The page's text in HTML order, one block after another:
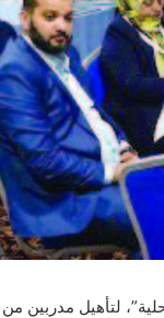
لتأهيل مدربين